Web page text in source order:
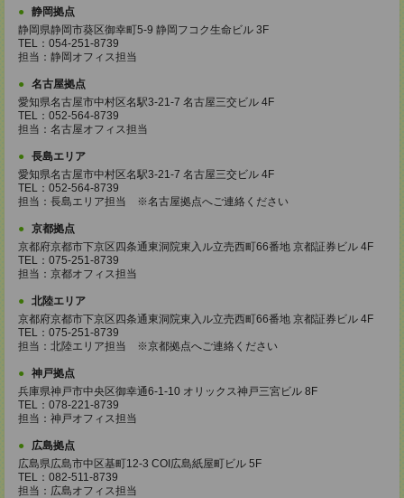
静岡拠点
静岡県静岡市葵区御幸町5-9 静岡フコク生命ビル 3F
TEL：054-251-8739
担当：静岡オフィス担当
名古屋拠点
愛知県名古屋市中村区名駅3-21-7 名古屋三交ビル 4F
TEL：052-564-8739
担当：名古屋オフィス担当
長島エリア
愛知県名古屋市中村区名駅3-21-7 名古屋三交ビル 4F
TEL：052-564-8739
担当：長島エリア担当 ※名古屋拠点へご連絡ください
京都拠点
京都府京都市下京区四条通東洞院東入ル立売西町66番地 京都証券ビル 4F
TEL：075-251-8739
担当：京都オフィス担当
北陸エリア
京都府京都市下京区四条通東洞院東入ル立売西町66番地 京都証券ビル 4F
TEL：075-251-8739
担当：北陸エリア担当 ※京都拠点へご連絡ください
神戸拠点
兵庫県神戸市中央区御幸通6-1-10 オリックス神戸三宮ビル 8F
TEL：078-221-8739
担当：神戸オフィス担当
広島拠点
広島県広島市中区基町12-3 COI広島紙屋町ビル 5F
TEL：082-511-8739
担当：広島オフィス担当